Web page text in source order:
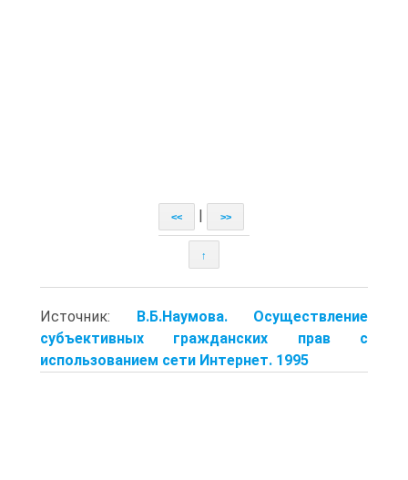
<< >>
↑
Источник: В.Б.Наумова. Осуществление
субъективных гражданских прав с
использованием сети Интернет. 1995